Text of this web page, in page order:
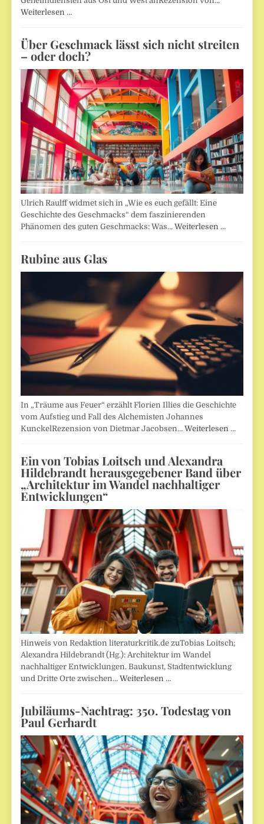
Weiterlesen …
Über Geschmack lässt sich nicht streiten
– oder doch?
Ulrich Raulff widmet sich in „Wie es euch gefällt: Eine
Geschichte des Geschmacks“ dem faszinierenden
Phänomen des guten Geschmacks: Was…Weiterlesen …
Rubine aus Glas
In „Träume aus Feuer“ erzählt Florien Illies die Geschichte
vom Aufstieg und Fall des Alchemisten Johannes
KunckelRezension von Dietmar Jacobsen…Weiterlesen …
Ein von Tobias Loitsch und Alexandra
Hildebrandt herausgegebener Band über
„Architektur im Wandel nachhaltiger
Entwicklungen“
Hinweis von Redaktion literaturkritik.de zuTobias Loitsch;
Alexandra Hildebrandt (Hg.): Architektur im Wandel
nachhaltiger Entwicklungen. Baukunst, Stadtentwicklung
und Dritte Orte zwischen…Weiterlesen …
Jubiläums-Nachtrag: 350. Todestag von
Paul Gerhardt